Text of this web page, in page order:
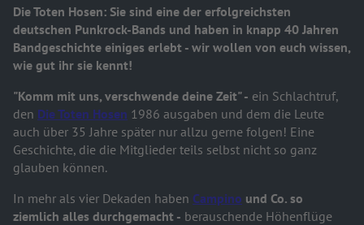
Die Toten Hosen: Sie sind eine der erfolgreichsten
deutschen Punkrock-Bands und haben in knapp 40 Jahren
Bandgeschichte einiges erlebt - wir wollen von euch wissen,
wie gut ihr sie kennt!
"Komm mit uns, verschwende deine Zeit" - ein Schlachtruf,
den Die Toten Hosen 1986 ausgaben und dem die Leute
auch über 35 Jahre später nur allzu gerne folgen! Eine
Geschichte, die die Mitglieder teils selbst nicht so ganz
glauben können.
In mehr als vier Dekaden haben Campino und Co. so
ziemlich alles durchgemacht - berauschende Höhenflüge